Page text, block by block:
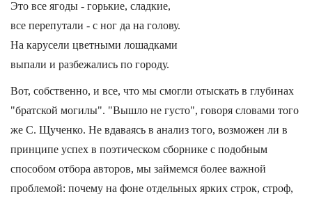
Это все ягоды - горькие, сладкие,
все перепутали - с ног да на голову.
На карусели цветными лошадками
выпали и разбежались по городу.
Вот, собственно, и все, что мы смогли отыскать в глубинах
"братской могилы". "Вышло не густо", говоря словами того
же С. Щученко. Не вдаваясь в анализ того, возможен ли в
принципе успех в поэтическом сборнике с подобным
способом отбора авторов, мы займемся более важной
проблемой: почему на фоне отдельных ярких строк, строф,